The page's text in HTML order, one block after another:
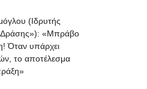
(Ιδρυτής
Δράσης»): «Μπράβο
Όταν υπάρχει
το αποτέλεσμα